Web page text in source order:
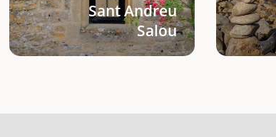
Sant Andreu
Salou